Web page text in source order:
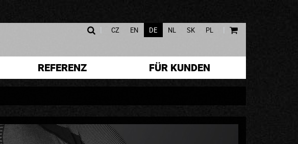
| CZ EN DE NL SK PL |
REFERENZ FÜR KUNDEN